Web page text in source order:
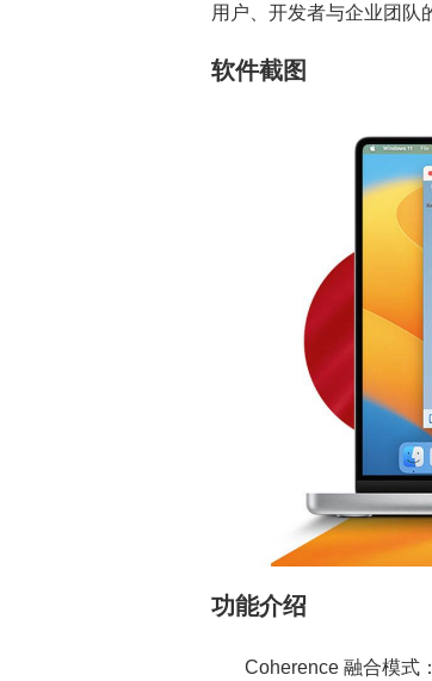
用户、开发者与企业团队
软件截图
功能介绍
Coherence 融合模式